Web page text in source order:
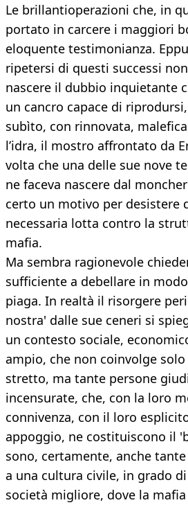
Le brillantioperazioni che, in
portato in carcere i maggiori
eloquente testimonianza.
ripetersi di questi successi
nascere il dubbio inquietante
un cancro capace di
subìto, con rinnovata,
l’idra, il mostro affrontato da
volta che una delle sue nove
ne faceva nascere dal
certo un motivo per desistere
necessaria lotta contro la
mafia.
Ma sembra ragionevole
sufficiente a debellare in
piaga. In realtà il risorgere
nostra' dalle sue ceneri si
un contesto sociale,
ampio, che non coinvolge
stretto, ma tante persone
incensurate, che, con la loro
connivenza, con il loro
appoggio, ne costituiscono il
sono, certamente, anche
a una cultura civile, in grado
società migliore, dove la